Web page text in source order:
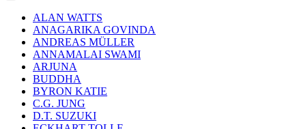
ALAN WATTS
ANAGARIKA GOVINDA
ANDREAS MÜLLER
ANNAMALAI SWAMI
ARJUNA
BUDDHA
BYRON KATIE
C.G. JUNG
D.T. SUZUKI